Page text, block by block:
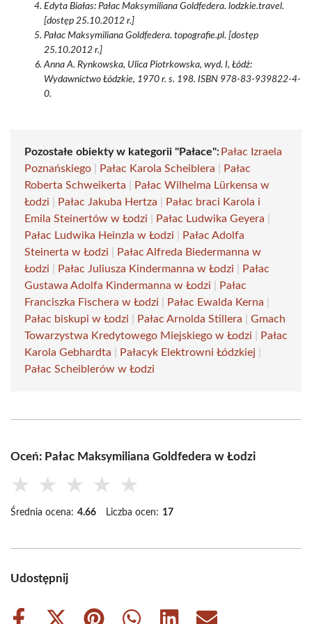
Edyta Białas: Pałac Maksymiliana Goldfedera. lodzkie.travel.
[dostęp 25.10.2012 r.]
Pałac Maksymiliana Goldfedera. topografie.pl. [dostęp
25.10.2012 r.]
Anna A. Rynkowska, Ulica Piotrkowska, wyd. I, Łódź:
Wydawnictwo Łódzkie, 1970 r. s. 198. ISBN 978-83-939822-4-
0.
Pozostałe obiekty w kategorii "Pałace": Pałac Izraela
Poznańskiego
Pałac Karola Scheiblera
Pałac
Roberta Schweikerta
Pałac Wilhelma Lürkensa w
Łodzi
Pałac Jakuba Hertza
Pałac braci Karola i
Emila Steinertów w Łodzi
Pałac Ludwika Geyera
Pałac Ludwika Heinzla w Łodzi
Pałac Adolfa
Steinerta w Łodzi
Pałac Alfreda Biedermanna w
Łodzi
Pałac Juliusza Kindermanna w Łodzi
Pałac
Gustawa Adolfa Kindermanna w Łodzi
Pałac
Franciszka Fischera w Łodzi
Pałac Ewalda Kerna
Pałac biskupi w Łodzi
Pałac Arnolda Stillera
Gmach
Towarzystwa Kredytowego Miejskiego w Łodzi
Pałac
Karola Gebhardta
Pałacyk Elektrowni Łódzkiej
Pałac Scheiblerów w Łodzi
Oceń: Pałac Maksymiliana Goldfedera w Łodzi
★ ★ ★ ★ ★
Średnia ocena: 4.66 Liczba ocen: 17
Udostępnij